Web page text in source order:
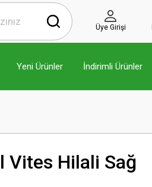
Üye Girişi
Yeni Ürünler İndirimli Ürünler
Vites Hilali Sağ